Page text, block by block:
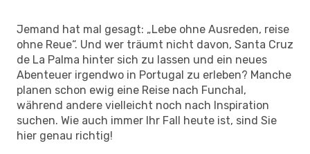
Jemand hat mal gesagt: „Lebe ohne Ausreden, reise
ohne Reue“. Und wer träumt nicht davon, Santa Cruz
de La Palma hinter sich zu lassen und ein neues
Abenteuer irgendwo in Portugal zu erleben? Manche
planen schon ewig eine Reise nach Funchal,
während andere vielleicht noch nach Inspiration
suchen. Wie auch immer Ihr Fall heute ist, sind Sie
hier genau richtig!